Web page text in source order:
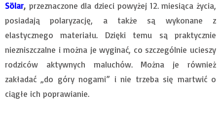
Sölar, przeznaczone dla dzieci powyżej 12. miesiąca życia,
posiadają polaryzację, a także są wykonane z
elastycznego materiału. Dzięki temu są praktycznie
niezniszczalne i można je wyginać, co szczególnie ucieszy
rodziców aktywnych maluchów. Można je również
zakładać „do góry nogami” i nie trzeba się martwić o
ciągłe ich poprawianie.